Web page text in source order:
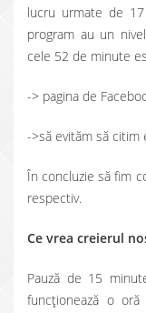
lucru urmate de
program au un
cele 52 de minute
-> pagina de
->să evităm să citim
În concluzie să fim
respectiv.
Ce vrea creierul
Pauză de 15
funcționează o